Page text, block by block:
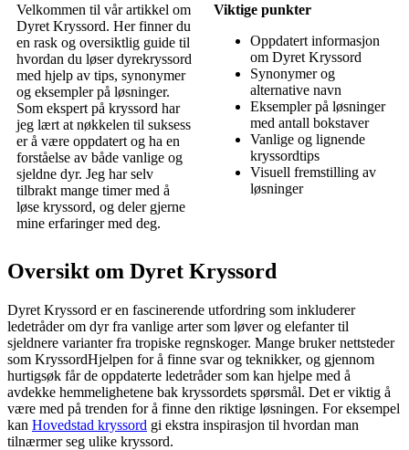
Velkommen til vår artikkel om
Dyret Kryssord. Her finner du
en rask og oversiktlig guide til
hvordan du løser dyrekryssord
med hjelp av tips, synonymer
og eksempler på løsninger.
Som ekspert på kryssord har
jeg lært at nøkkelen til suksess
er å være oppdatert og ha en
forståelse av både vanlige og
sjeldne dyr. Jeg har selv
tilbrakt mange timer med å
løse kryssord, og deler gjerne
mine erfaringer med deg.
Viktige punkter
Oppdatert informasjon
om Dyret Kryssord
Synonymer og
alternative navn
Eksempler på løsninger
med antall bokstaver
Vanlige og lignende
kryssordtips
Visuell fremstilling av
løsninger
Oversikt om Dyret Kryssord
Dyret Kryssord er en fascinerende utfordring som inkluderer
ledetråder om dyr fra vanlige arter som løver og elefanter til
sjeldnere varianter fra tropiske regnskoger. Mange bruker nettsteder
som KryssordHjelpen for å finne svar og teknikker, og gjennom
hurtigsøk får de oppdaterte ledetråder som kan hjelpe med å
avdekke hemmelighetene bak kryssordets spørsmål. Det er viktig å
være med på trenden for å finne den riktige løsningen. For eksempel
kan Hovedstad kryssord gi ekstra inspirasjon til hvordan man
tilnærmer seg ulike kryssord.